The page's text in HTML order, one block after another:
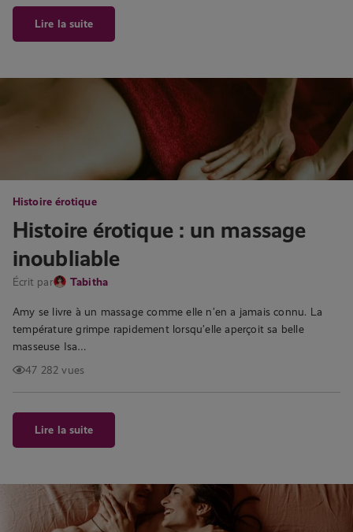
Lire la suite
Histoire érotique
Histoire érotique : un massage
inoubliable
Écrit par Tabitha
Amy se livre à un massage comme elle n’en a jamais connu. La
température grimpe rapidement lorsqu’elle aperçoit sa belle
masseuse Isa…
47 282 vues
Lire la suite